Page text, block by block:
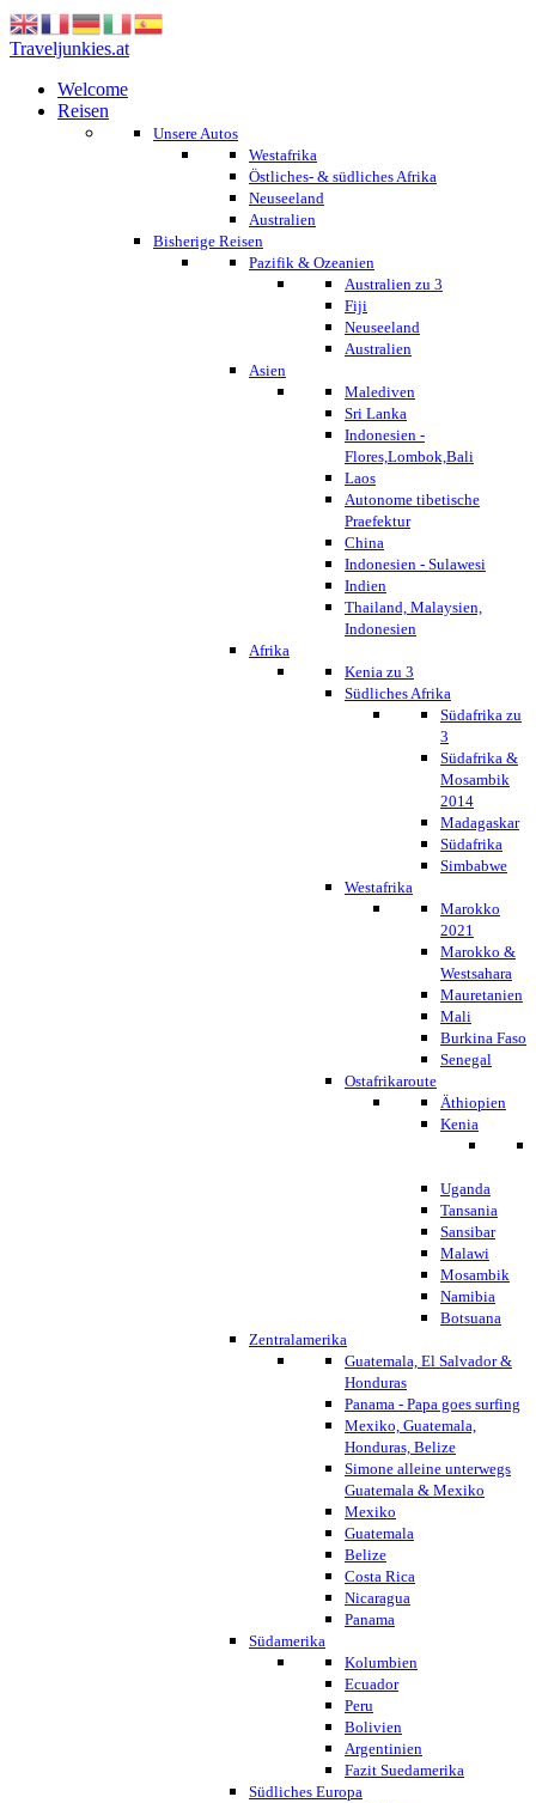
Traveljunkies.at
Welcome
Reisen
Unsere Autos
Westafrika
Östliches- & südliches Afrika
Neuseeland
Australien
Bisherige Reisen
Pazifik & Ozeanien
Australien zu 3
Fiji
Neuseeland
Australien
Asien
Malediven
Sri Lanka
Indonesien -
Flores,Lombok,Bali
Laos
Autonome tibetische
Praefektur
China
Indonesien - Sulawesi
Indien
Thailand, Malaysien,
Indonesien
Afrika
Kenia zu 3
Südliches Afrika
Südafrika zu
3
Südafrika &
Mosambik
2014
Madagaskar
Südafrika
Simbabwe
Westafrika
Marokko
2021
Marokko &
Westsahara
Mauretanien
Mali
Burkina Faso
Senegal
Ostafrikaroute
Äthiopien
Kenia
Uganda
Tansania
Sansibar
Malawi
Mosambik
Namibia
Botsuana
Zentralamerika
Guatemala, El Salvador &
Honduras
Panama - Papa goes surfing
Mexiko, Guatemala,
Honduras, Belize
Simone alleine unterwegs
Guatemala & Mexiko
Mexiko
Guatemala
Belize
Costa Rica
Nicaragua
Panama
Südamerika
Kolumbien
Ecuador
Peru
Bolivien
Argentinien
Fazit Suedamerika
Südliches Europa